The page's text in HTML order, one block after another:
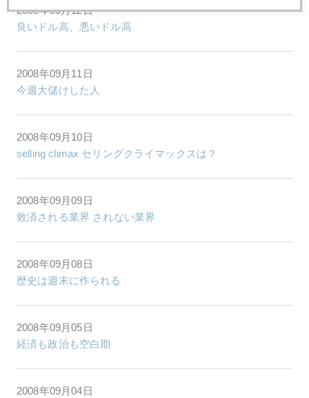
2008年09月12日
良いドル高、悪いドル高
2008年09月11日
今週大儲けした人
2008年09月10日
selling climax セリングクライマックスは？
2008年09月09日
救済される業界 されない業界
2008年09月08日
歴史は週末に作られる
2008年09月05日
経済も政治も空白期
2008年09月04日